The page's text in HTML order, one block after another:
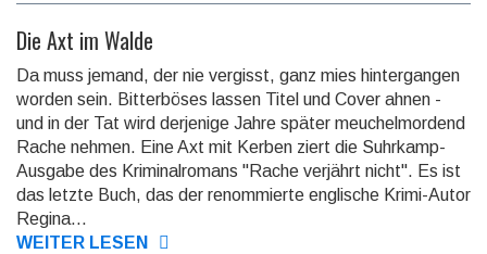
Die Axt im Walde
Da muss jemand, der nie vergisst, ganz mies hintergangen
worden sein. Bitterböses lassen Titel und Cover ahnen -
und in der Tat wird derjenige Jahre später meuchelmordend
Rache nehmen. Eine Axt mit Kerben ziert die Suhrkamp-
Ausgabe des Kriminalromans "Rache verjährt nicht". Es ist
das letzte Buch, das der renommierte englische Krimi-Autor
Regina...
WEITER LESEN